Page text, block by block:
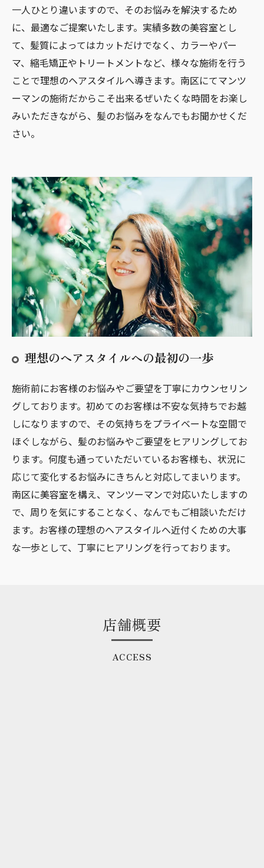
一人ひとり違いますので、そのお悩みを解決するため
に、最適なご提案いたします。実績多数の美容室とし
て、髪質によってはカットだけでなく、カラーやパー
マ、縮毛矯正やトリートメントなど、様々な施術を行う
ことで理想のヘアスタイルへ導きます。南区にてマンツ
ーマンの施術だからこそ出来るぜいたくな時間をお楽し
みいただきながら、髪のお悩みをなんでもお聞かせくだ
さい。
理想のヘアスタイルへの最初の一歩
施術前にお客様のお悩みやご要望を丁寧にカウンセリン
グしております。初めてのお客様は不安な気持ちでお越
しになりますので、その気持ちをプライベートな空間で
ほぐしながら、髪のお悩みやご要望をヒアリングしてお
ります。何度も通っていただいているお客様も、状況に
応じて変化するお悩みにきちんと対応してまいります。
南区に美容室を構え、マンツーマンで対応いたしますの
で、周りを気にすることなく、なんでもご相談いただけ
ます。お客様の理想のヘアスタイルへ近付くための大事
な一歩として、丁寧にヒアリングを行っております。
店舗概要
ACCESS